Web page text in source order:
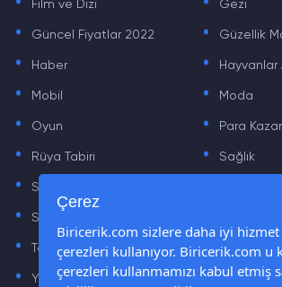
Film ve Dizi Gezi
. Güncel Fiyatlar 2022 . Güzellik
. Haber . Hayvanlar
. Mobil . Moda
. Oyun . Para
. Rüya Tabiri . Sağlık
. Sinema .
. Sözler
. Teknoloji Haberleri . Yaşam
. Yazılım Haberleri . Yiyecek
Çerez
Biricerik.com sizlere daha iyi
çerezleri kullanıyor. Biricerik.com u
çerezleri kullanmamızı kabul etmiş